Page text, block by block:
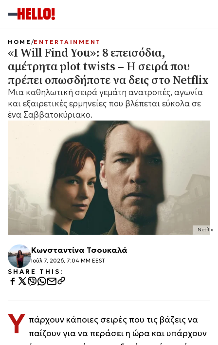
Netflix
HOME ENTERTAINMENT
«I Will Find You»: 8 επεισόδια,
αμέτρητα plot twists – Η σειρά που
πρέπει οπωσδήποτε να δεις στο Netflix
Μια καθηλωτική σειρά γεμάτη ανατροπές, αγωνία
και εξαιρετικές ερμηνείες που βλέπεται εύκολα σε
ένα Σαββατοκύριακο.
Κωνσταντίνα Τσουκαλά
Ιούλ 7, 2026, 7:04 ΜΜ EEST
SHARE THIS:
Υ πάρχουν κάποιες σειρές που τις βάζεις να
παίζουν για να περάσει η ώρα και υπάρχουν